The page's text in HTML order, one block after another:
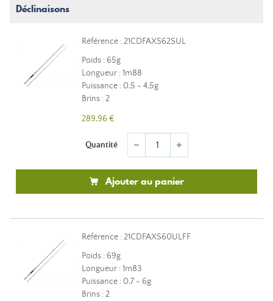
Déclinaisons
Référence : 21CDFAXS62SUL
Poids : 65g
Longueur : 1m88
Puissance : 0,5 - 4,5g
Brins : 2
289,96 €
Quantité remove add
Ajouter au panier
Référence : 21CDFAXS60ULFF
Poids : 69g
Longueur : 1m83
Puissance : 0,7 - 6g
Brins : 2